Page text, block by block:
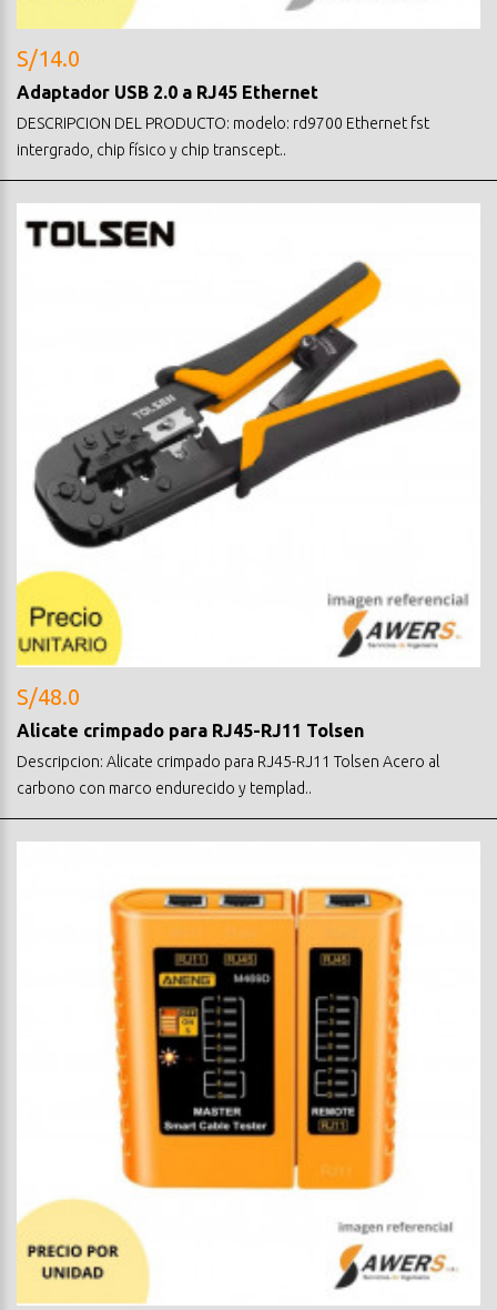
S/14.0
Adaptador USB 2.0 a RJ45 Ethernet
DESCRIPCION DEL PRODUCTO: modelo: rd9700 Ethernet fst
intergrado, chip físico y chip transcept..
S/48.0
Alicate crimpado para RJ45-RJ11 Tolsen
Descripcion: Alicate crimpado para RJ45-RJ11 Tolsen Acero al
carbono con marco endurecido y templad..